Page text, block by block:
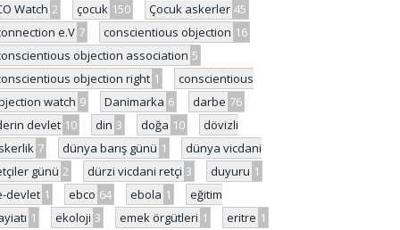
Watch 2 çocuk 150 Çocuk askerler 45
e.V 7 conscientious objection 16
objection association 5
objection right 1
conscientious
watch 9 Danimarka 6 darbe 76
devlet 10 din 3 doğa 10
dövizli
7 dünya barış günü 1
dünya vicdani
günü 2 dürzi vicdani retçi 3 duyuru 1
devlet 1 ebco 64 ebola 1
eğitim
1 ekoloji 3 emek örgütleri 1 eritre 1